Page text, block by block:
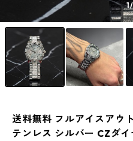
1
送料無料 フルアイスアウ
テンレス シルバー CZダ